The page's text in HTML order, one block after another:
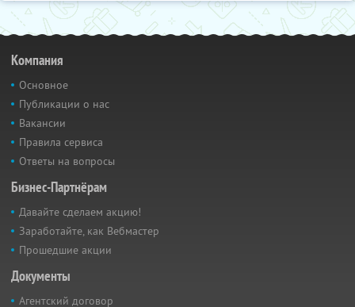
Компания
Основное
Публикации о нас
Вакансии
Правила сервиса
Ответы на вопросы
Бизнес-Партнёрам
Давайте сделаем акцию!
Заработайте, как Вебмастер
Прошедшие акции
Документы
Агентский договор